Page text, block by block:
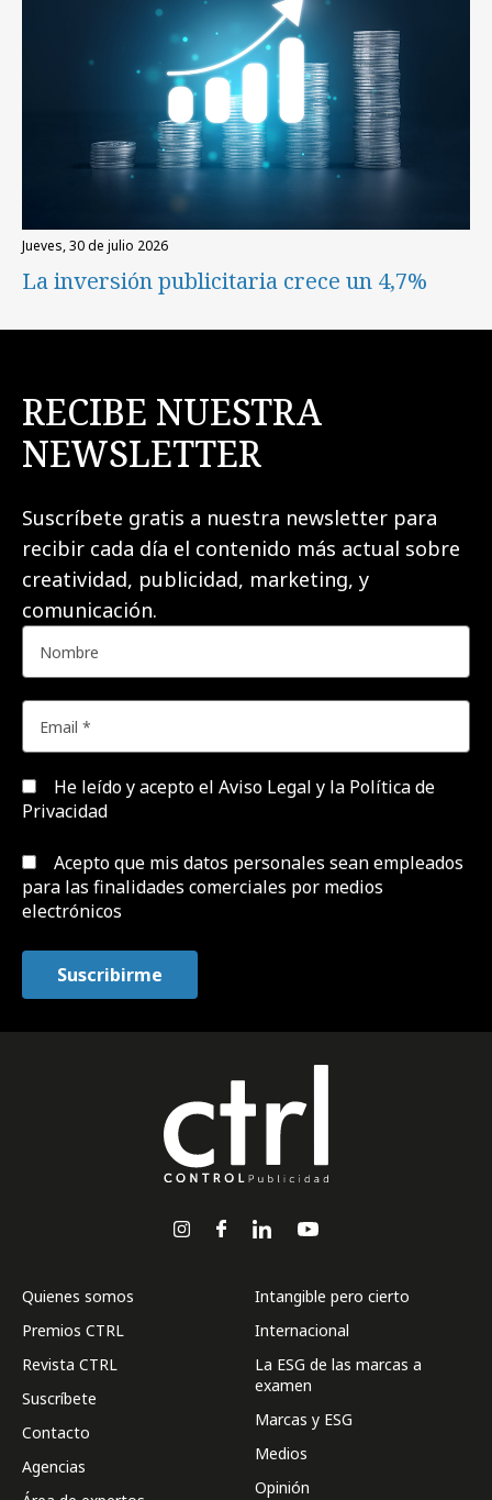
jueves, 30 de julio 2026
La inversión publicitaria crece un 4,7%
RECIBE NUESTRA
NEWSLETTER
Suscríbete gratis a nuestra newsletter para
recibir cada día el contenido más actual sobre
creatividad, publicidad, marketing, y
comunicación.
He leído y acepto el Aviso Legal y la Política de
Privacidad
Acepto que mis datos personales sean empleados
para las finalidades comerciales por medios
electrónicos
Quienes somos
Premios CTRL
Revista CTRL
Suscríbete
Contacto
Agencias
Intangible pero cierto
Internacional
La ESG de las marcas a
examen
Marcas y ESG
Medios
Opinión